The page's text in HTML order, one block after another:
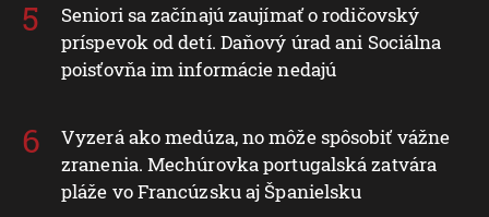
Seniori sa začínajú zaujímať o rodičovský
príspevok od detí. Daňový úrad ani Sociálna
poisťovňa im informácie nedajú
Vyzerá ako medúza, no môže spôsobiť vážne
zranenia. Mechúrovka portugalská zatvára
pláže vo Francúzsku aj Španielsku